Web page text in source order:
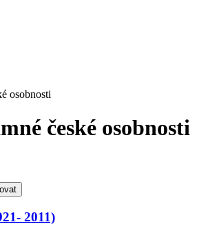
osobnosti
české osobnosti
2011)